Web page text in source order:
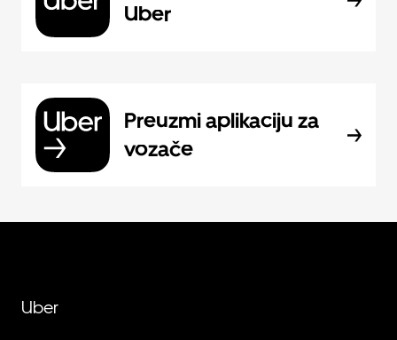
Uber
Preuzmi aplikaciju za
vozače
Uber